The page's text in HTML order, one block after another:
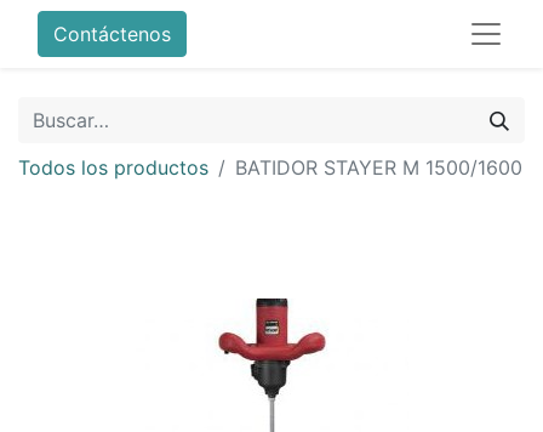
Contáctenos
Todos los productos BATIDOR STAYER M 1500/1600